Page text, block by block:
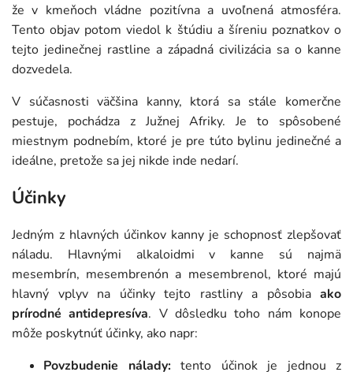
že v kmeňoch vládne pozitívna a uvoľnená atmosféra.
Tento objav potom viedol k štúdiu a šíreniu poznatkov o
tejto jedinečnej rastline a západná civilizácia sa o kanne
dozvedela.
V súčasnosti väčšina kanny, ktorá sa stále komerčne
pestuje, pochádza z Južnej Afriky. Je to spôsobené
miestnym podnebím, ktoré je pre túto bylinu jedinečné a
ideálne, pretože sa jej nikde inde nedarí.
Účinky
Jedným z hlavných účinkov kanny je schopnosť zlepšovať
náladu. Hlavnými alkaloidmi v kanne sú najmä
mesembrín, mesembrenón a mesembrenol, ktoré majú
hlavný vplyv na účinky tejto rastliny a pôsobia ako
prírodné antidepresíva. V dôsledku toho nám konope
môže poskytnúť účinky, ako napr:
Povzbudenie nálady:tento účinok je jednou z